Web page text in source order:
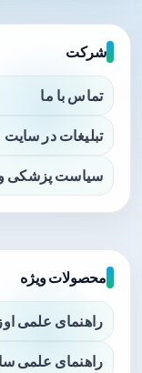
شرکت
تماس با ما
تبلیغات در سایت
سیاست پزشکی
محصولات ویژه
راهنمای علمی
راهنمای علمی